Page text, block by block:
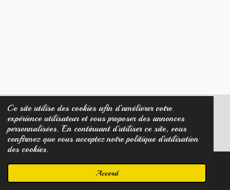
Ce site utilise des cookies afin d’améliorer votre
expérience utilisateur et vous proposer des annonces
personnalisées. En continuant d'utiliser ce site, vous
confirmez que vous acceptez notre politique d’utilisation
des cookies.
Accord
© 2023 - 2026 Créa Diamant Noir
Propulsé parWebador
Carte